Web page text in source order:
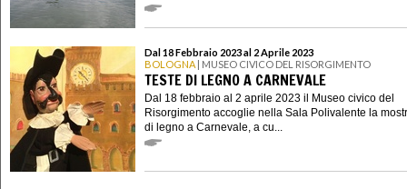
Dal 18 Febbraio 2023 al 2 Aprile 2023
BOLOGNA | MUSEO CIVICO DEL RISORGIMENTO
TESTE DI LEGNO A CARNEVALE
Dal 18 febbraio al 2 aprile 2023 il Museo civico del
Risorgimento accoglie nella Sala Polivalente la
di legno a Carnevale, a cu...